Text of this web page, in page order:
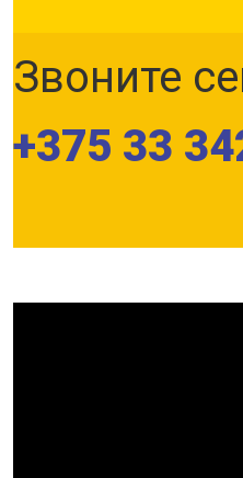
Звоните
+375 33